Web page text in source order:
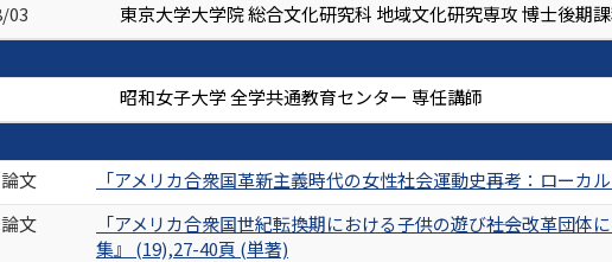
03
東京大学大学院 総合文化研究科 地域文化研究専攻 博士後期
昭和女子大学 全学共通教育センター 専任講師
論文
「アメリカ合衆国革新主義時代の女性社会運動史再考：ローカ
論文
「アメリカ合衆国世紀転換期における子供の遊び――社会改革団
集』 (19),27-40頁 (単著)